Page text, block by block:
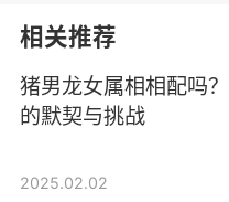
相关推荐
猪男龙女属相相配吗
的默契与挑战
2025.02.02